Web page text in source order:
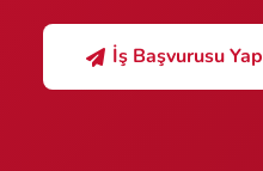
İş Başvurusu Yap